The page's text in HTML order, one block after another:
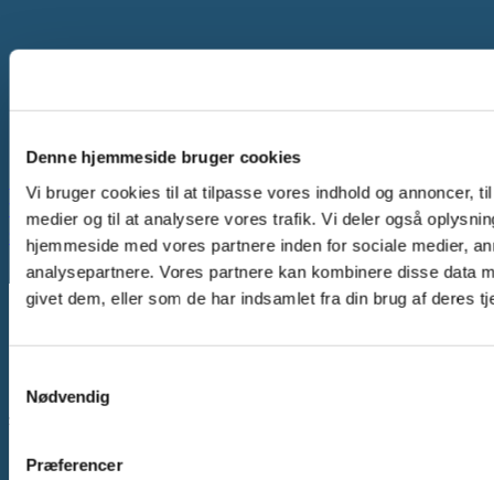
Denne hjemmeside bruger cookies
Vi bruger cookies til at tilpasse vores indhold og annoncer,
medier og til at analysere vores trafik. Vi deler også
hjemmeside med vores partnere inden for sociale medier,
analysepartnere. Vores partnere kan kombinere disse data
givet dem, eller som de har indsamlet fra din brug af deres
Nødvendig
Præferencer
Basiskurser
Workshops
Specialekurser
Stationsvej 3, 1. sal
7330 Brande